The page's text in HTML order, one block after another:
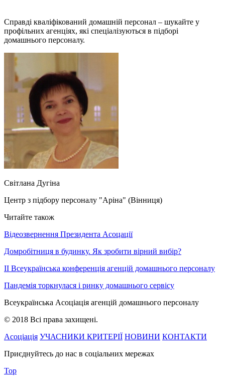
Справді кваліфікований домашній персонал – шукайте у
профільних агенціях, які спеціалізуються в підборі
домашнього персоналу.
Світлана Дугіна
Центр з підбору персоналу "Аріна" (Вінниця)
Читайте також
Відеозвернення Президента Асоцації
Домробітниця в будинку. Як зробити вірний вибір?
II Всеукраїнська конференція агенцій домашнього персоналу
Пандемія торкнулася і ринку домашнього сервісу
Всеукраїнська Асоціація агенцій домашнього персоналу
© 2018 Всі права захищені.
Асоціація УЧАСНИКИ КРИТЕРІЇ НОВИНИ КОНТАКТИ
Приєднуйтесь до нас в соціальних мережах
Top